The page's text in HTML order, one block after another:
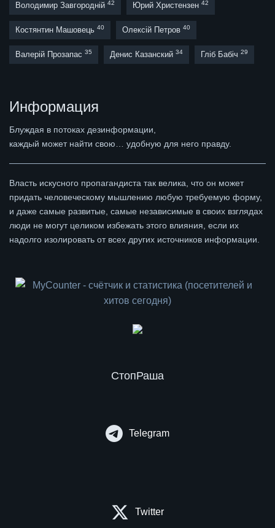
Володимир Завгородній 42 Юрий Христензен 42
Костянтин Машовець 40 Олексій Петров 40
Валерій Прозапас 35 Денис Казанский 34 Гліб Бабіч 29
Информация
Блуждая в потоках дезинформации,
каждый может найти свою… удобную для него правду.
Власть искусного пропагандиста так велика, что он может
придать человеческому мышлению любую требуемую форму,
и даже самые развитые, самые независимые в своих взглядах
люди не могут целиком избежать этого влияния, если их
надолго изолировать от всех других источников информации.
СтопРаша
Telegram
Twitter